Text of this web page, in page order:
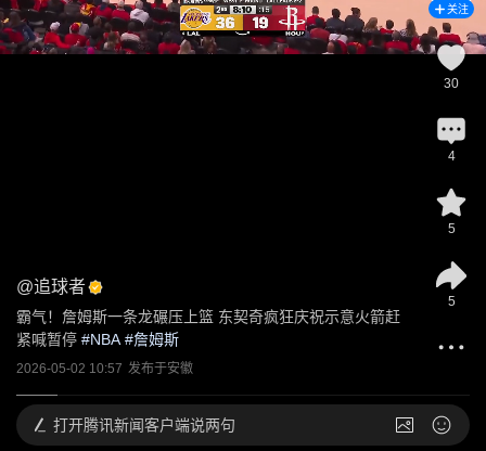
@追球者
霸气！詹姆斯一条龙碾压上篮 东契奇疯狂庆祝示意火箭赶
紧喊暂停 #NBA #詹姆斯
2026-05-02 10:57 发布于安徽
关注
30
4
5
5
打开腾讯新闻客户端说两句